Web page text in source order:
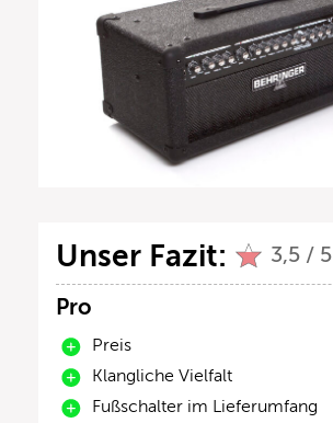
Unser Fazit: 3,5 / 5
Pro
Preis
Klangliche Vielfalt
Fußschalter im Lieferumfang